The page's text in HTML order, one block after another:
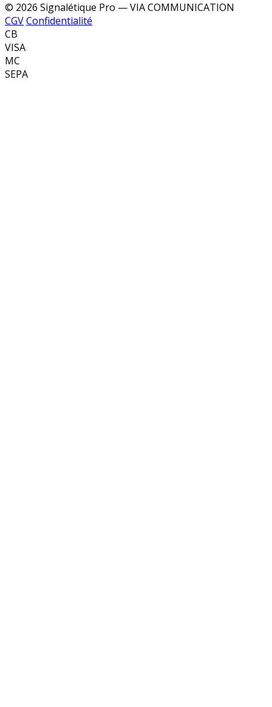
© 2026 Signalétique Pro — VIA COMMUNICATION
CGVConfidentialité
CB
VISA
MC
SEPA